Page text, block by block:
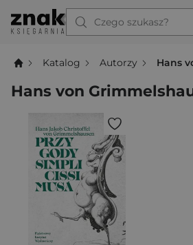
Czego szukasz?
Katalog Autorzy Hans
Hans von